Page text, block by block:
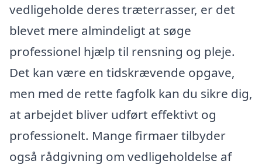
vedligeholde deres træterrasser, er det
blevet mere almindeligt at søge
professionel hjælp til rensning og pleje.
Det kan være en tidskrævende opgave,
men med de rette fagfolk kan du sikre dig,
at arbejdet bliver udført effektivt og
professionelt. Mange firmaer tilbyder
også rådgivning om vedligeholdelse af